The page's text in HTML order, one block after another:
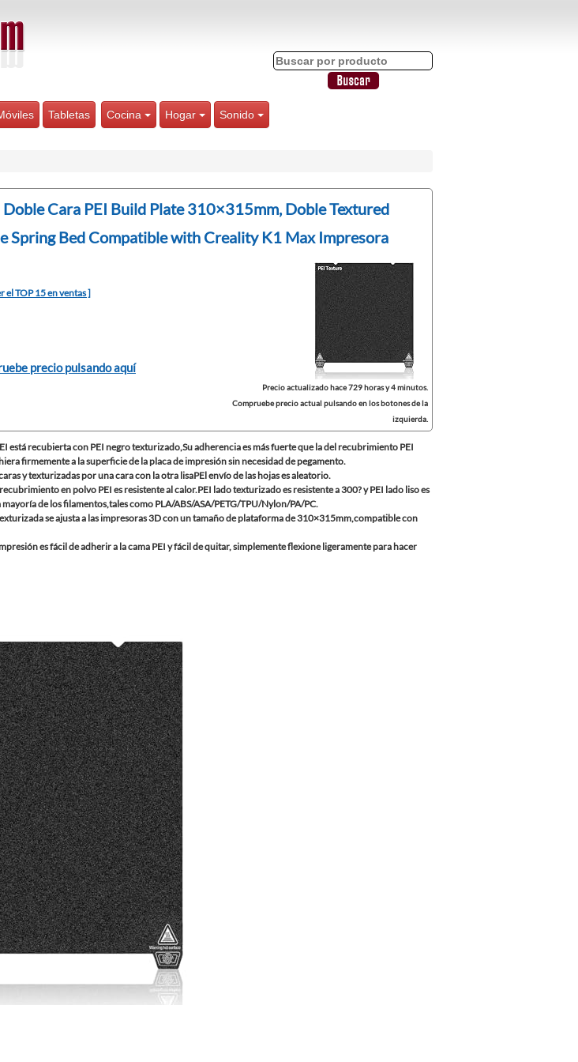
Tabletas Cocina Hogar Sonido
Cara PEI Build Plate 310×315mm, Doble Textured
Spring Bed Compatible with Creality K1 Max Impresora
el TOP 15 en ventas ]
precio pulsando aquí
Precio actualizado hace 729 horas y 4 minutos.
Compruebe precio actual pulsando en los botones de la
izquierda.
está recubierta con PEI negro texturizado,Su adherencia es más fuerte que la del recubrimiento PEI
firmemente a la superficie de la placa de impresión sin necesidad de pegamento.
y texturizadas por una cara con la otra lisaPEl envío de las hojas es aleatorio.
en polvo PEI es resistente al calor.PEI lado texturizado es resistente a 300? y PEI lado liso es
de los filamentos,tales como PLA/ABS/ASA/PETG/TPU/Nylon/PA/PC.
se ajusta a las impresoras 3D con un tamaño de plataforma de 310×315mm,compatible con
es fácil de adherir a la cama PEI y fácil de quitar, simplemente flexione ligeramente para hacer